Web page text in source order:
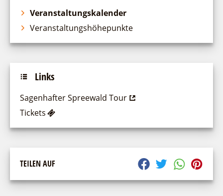
Veranstaltungskalender
Veranstaltungshöhepunkte
Links
Sagenhafter Spreewald Tour
Tickets
TEILEN AUF